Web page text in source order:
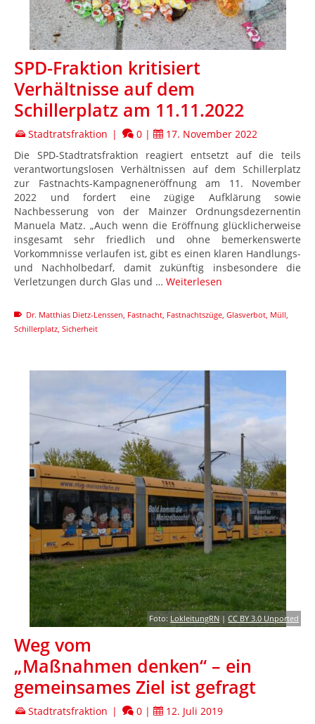
SPD-Fraktion kritisiert
Verhältnisse auf dem
Schillerplatz am 11.11.2022
Stadtratsfraktion | 0 |
17. November 2022
Die SPD-Stadtratsfraktion reagiert entsetzt auf die teils
verantwortungslosen Verhältnissen auf dem Schillerplatz
zur Fastnachts-Kampagneneröffnung am 11. November
2022 und fordert eine zügige Aufklärung sowie
Nachbesserung von der Mainzer Ordnungsdezernentin
Manuela Matz. „Auch wenn die Eröffnung glücklicherweise
insgesamt sehr friedlich und ohne bemerkenswerte
Vorkommnisse verlaufen ist, gibt es einen klaren Handlungs-
und Nachholbedarf, damit zukünftig insbesondere die
Verletzungen durch Glas und … Weiterlesen
Dr. Matthias Dietz-Lenssen Fastnacht Fastnachtszüge Glasverbot Müll
Schillerplatz Sicherheit
Foto: LokleitungRN |CC BY 3.0 Unported
Weg vom
„Maßnahmen denken“ – ein
gemeinsames Ziel ist gefragt
Stadtratsfraktion | 0 |
12. Juli 2019